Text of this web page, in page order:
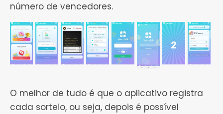
número de vencedores.
O melhor de tudo é que o aplicativo registra
cada sorteio, ou seja, depois é possível